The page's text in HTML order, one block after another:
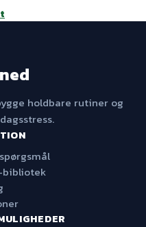
holdbare rutiner og